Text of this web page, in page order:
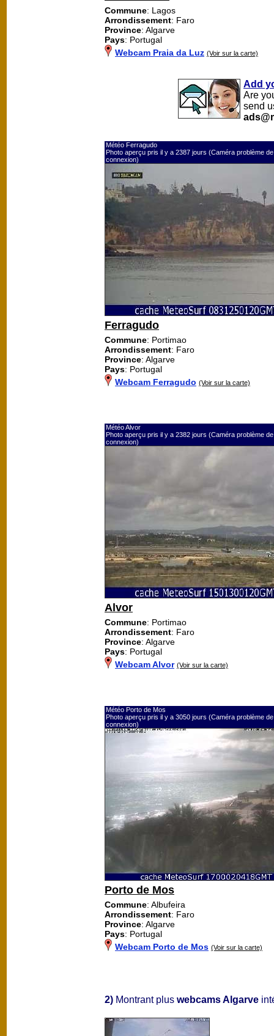
Commune: Lagos
Arrondissement: Faro
Province: Algarve
Pays: Portugal
Webcam Praia da Luz (Voir sur la carte)
Add
Are
send
Météo Ferragudo
Photo aperçu pris il y a 2387 jours (Caméra problème de
connexion)
Ferragudo
Commune: Portimao
Arrondissement: Faro
Province: Algarve
Pays: Portugal
Webcam Ferragudo (Voir sur la carte)
Météo Alvor
Photo aperçu pris il y a 2382 jours (Caméra problème de
connexion)
Alvor
Commune: Portimao
Arrondissement: Faro
Province: Algarve
Pays: Portugal
Webcam Alvor (Voir sur la carte)
Météo Porto de Mos
Photo aperçu pris il y a 3050 jours (Caméra problème de
connexion)
Porto de Mos
Commune: Albufeira
Arrondissement: Faro
Province: Algarve
Pays: Portugal
Webcam Porto de Mos (Voir sur la carte)
2) Montrant plus webcams Algarve